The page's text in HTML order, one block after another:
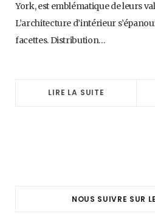
York, est emblématique de leurs
L’architecture d’intérieur
facettes. Distribution…
LIRE LA SUITE
NOUS SUIVRE SUR